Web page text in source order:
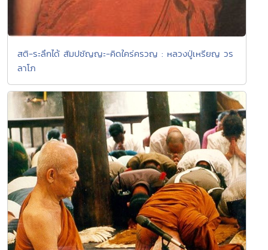
สติ-ระลึกได้ สัมปชัญญะ-คิดใคร่ครวญ : หลวงปู่เหรียญ วร
ลาโภ